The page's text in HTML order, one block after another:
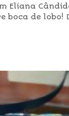
Eliana
boca de lobo!